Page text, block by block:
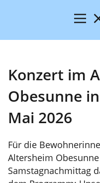
Konzert im
Obesunne
Mai 2026
Für die
Altersheim
Samstagnachmittag